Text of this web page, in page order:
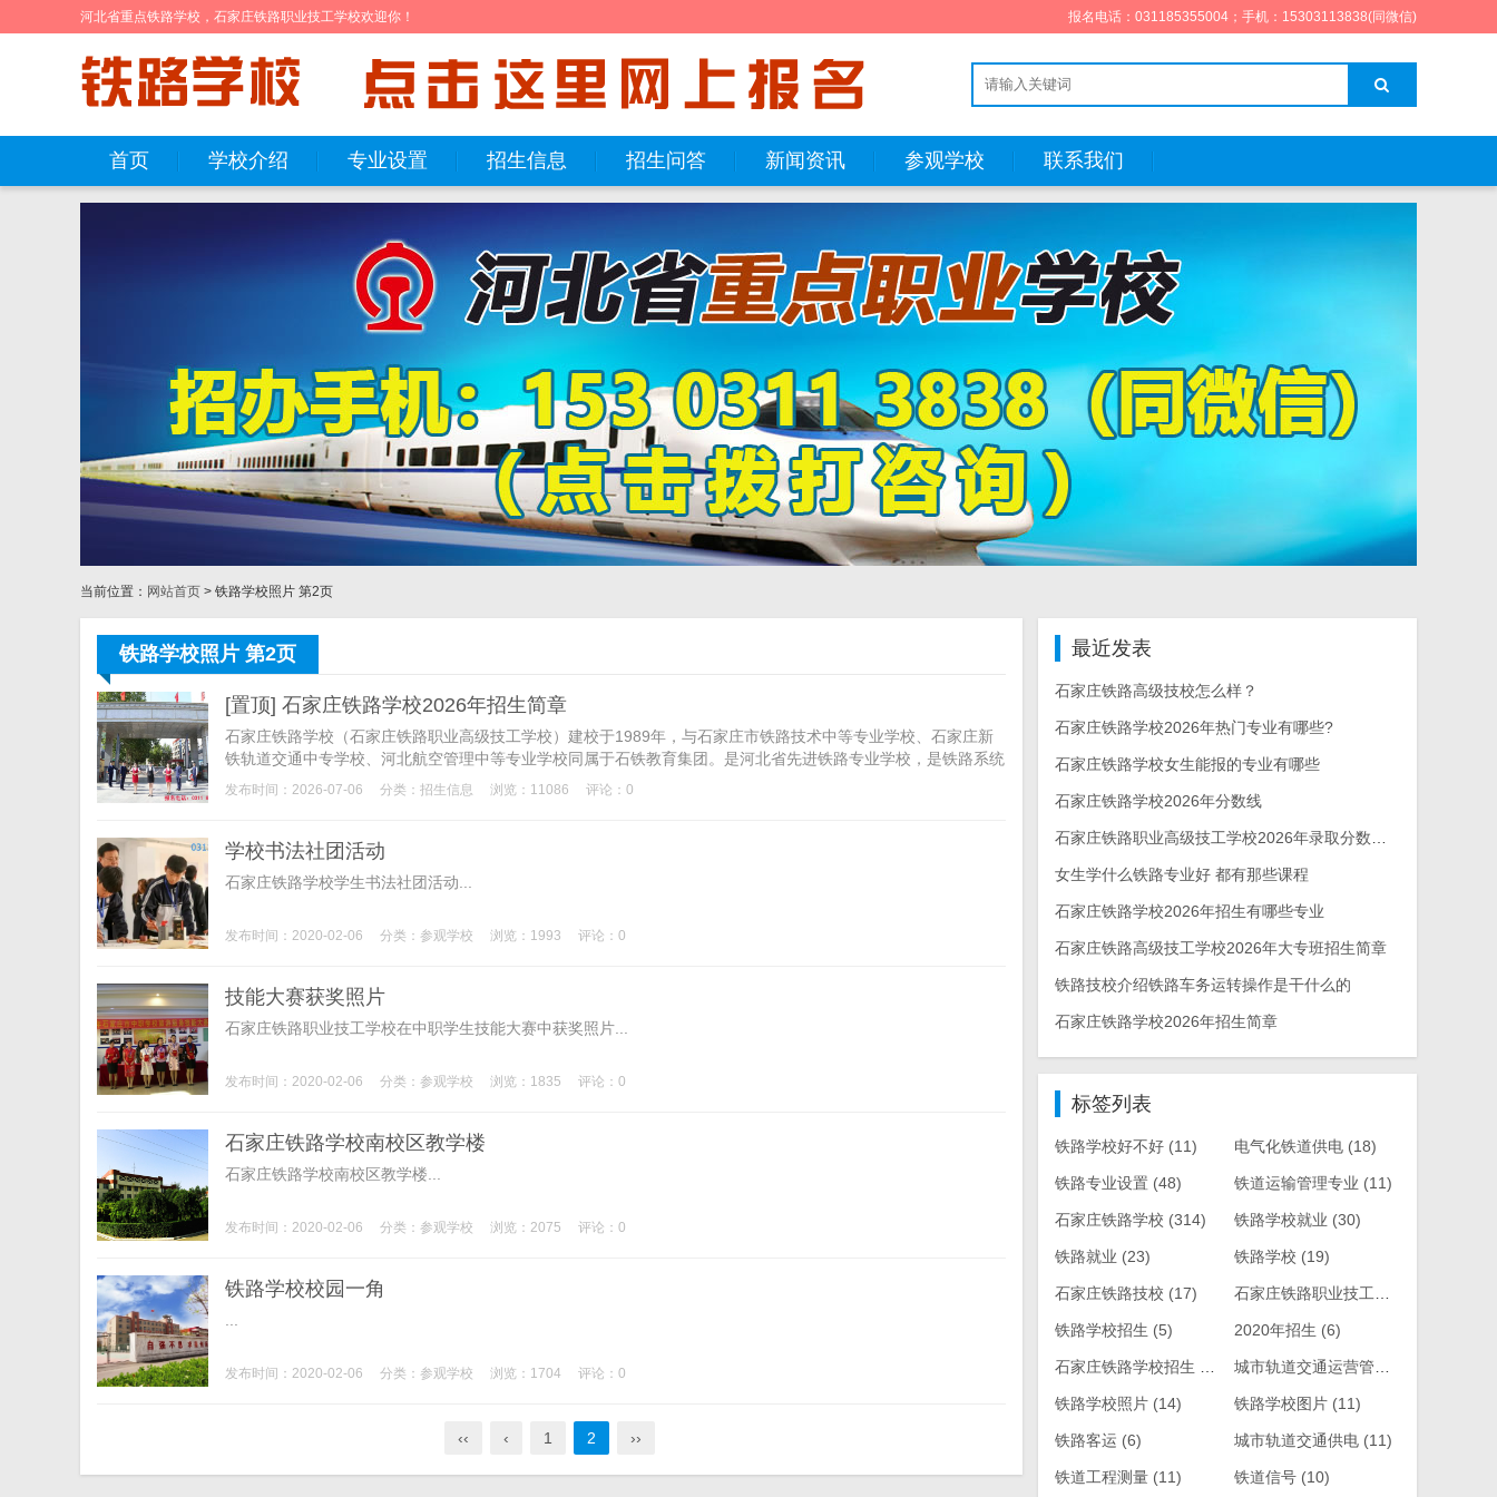
报名电话：031185355004；手机：15303113838(同微信)
河北省重点铁路学校，石家庄铁路职业技工学校欢迎你！
首页 学校介绍 专业设置 招生信息 招生问答 新闻资讯 参观学校 联系我们
当前位置： 网站首页 > 铁路学校照片 第2页
铁路学校照片 第2页
[置顶] 石家庄铁路学校2026年招生简章
石家庄铁路学校（石家庄铁路职业高级技工学校）建校于1989年，与石家庄市铁路技术中等专业学校、石家庄新
铁轨道交通中专学校、河北航空管理中等专业学校同属于石铁教育集团。是河北省先进铁路专业学校，是铁路系统
技术人才的培训基地，铁路学子的摇篮，被...
发布时间：2026-07-06 分类： 招生信息 浏览：11086 评论：0
学校书法社团活动
石家庄铁路学校学生书法社团活动...
发布时间：2020-02-06 分类： 参观学校 浏览：1993 评论：0
技能大赛获奖照片
石家庄铁路职业技工学校在中职学生技能大赛中获奖照片...
发布时间：2020-02-06 分类： 参观学校 浏览：1835 评论：0
石家庄铁路学校南校区教学楼
石家庄铁路学校南校区教学楼...
发布时间：2020-02-06 分类： 参观学校 浏览：2075 评论：0
铁路学校校园一角
发布时间：2020-02-06 分类： 参观学校 浏览：1704 评论：0
‹‹ ‹ 1 2 ››
最近发表
石家庄铁路高级技校怎么样？
石家庄铁路学校2026年热门专业有哪些?
石家庄铁路学校女生能报的专业有哪些
石家庄铁路学校2026年分数线
女生学什么铁路专业好 都有那些课程
石家庄铁路学校2026年招生有哪些专业
石家庄铁路高级技工学校2026年大专班招生简章
铁路技校介绍铁路车务运转操作是干什么的
石家庄铁路学校2026年招生简章
标签列表
铁路学校好不好(11) 电气化铁道供电 (18)
铁路专业设置 (48) 铁道运输管理专业 (11)
石家庄铁路学校 (314) 铁路学校就业 (30)
铁路就业 (23) 铁路学校 (19)
石家庄铁路技校 (17)
铁路学校招生 (5) 2020年招生 (6)
石家庄铁路学校招生
铁路学校照片(14) 铁路学校图片 (11)
铁路客运 (6) 城市轨道交通供电 (11)
铁道工程测量(11) 铁道信号 (10)